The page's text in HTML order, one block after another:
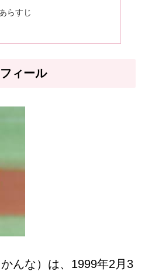
らすじ
ィール
んな）は、1999年2月3